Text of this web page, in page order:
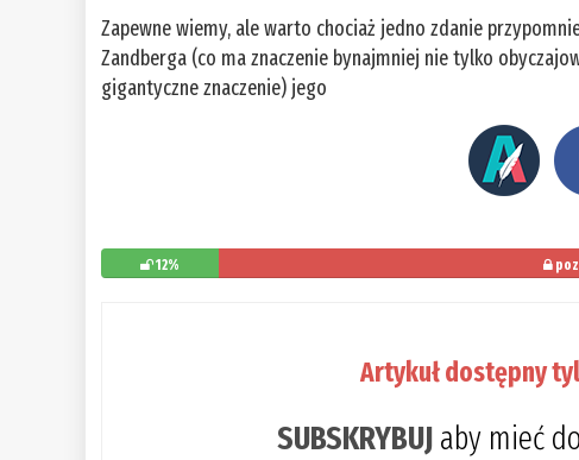
Zapewne wiemy, ale warto chociaż jedno zdanie
Zandberga (co ma znaczenie bynajmniej nie tylko
gigantyczne znaczenie) jego
12%
Artykuł dostępny
SUBSKRYBUJaby mieć